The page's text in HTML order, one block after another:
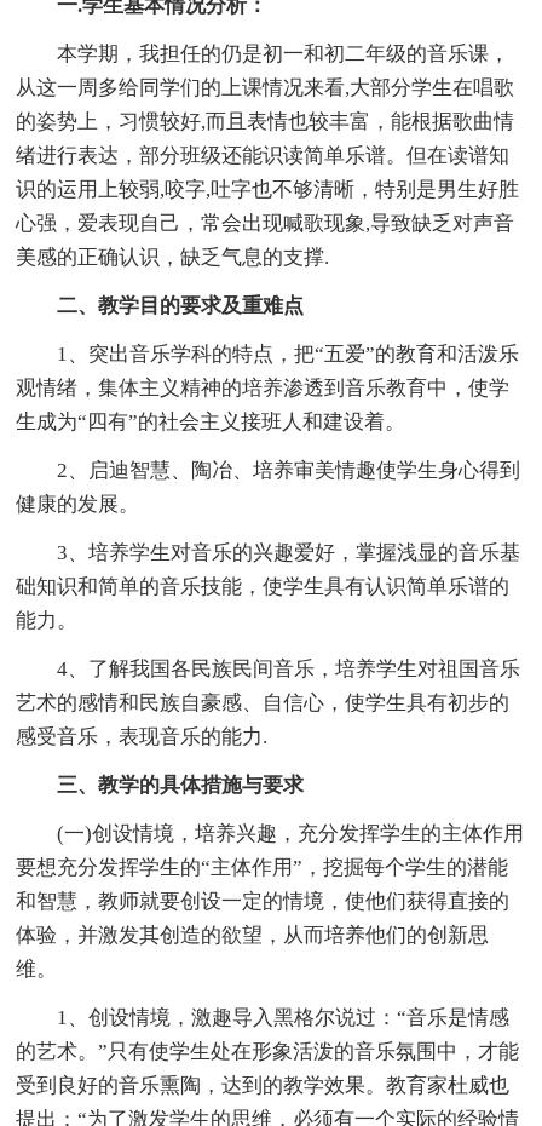
一.学生基本情况分析：
本学期，我担任的仍是初一和初二年级的音乐课，
从这一周多给同学们的上课情况来看,大部分学生在唱歌
的姿势上，习惯较好,而且表情也较丰富，能根据歌曲情
绪进行表达，部分班级还能识读简单乐谱。但在读谱知
识的运用上较弱,咬字,吐字也不够清晰，特别是男生好胜
心强，爱表现自己，常会出现喊歌现象,导致缺乏对声音
美感的正确认识，缺乏气息的支撑.
二、教学目的要求及重难点
1、突出音乐学科的特点，把“五爱”的教育和活泼乐
观情绪，集体主义精神的培养渗透到音乐教育中，使学
生成为“四有”的社会主义接班人和建设着。
2、启迪智慧、陶冶、培养审美情趣使学生身心得到
健康的发展。
3、培养学生对音乐的兴趣爱好，掌握浅显的音乐基
础知识和简单的音乐技能，使学生具有认识简单乐谱的
能力。
4、了解我国各民族民间音乐，培养学生对祖国音乐
艺术的感情和民族自豪感、自信心，使学生具有初步的
感受音乐，表现音乐的能力.
三、教学的具体措施与要求
(一)创设情境，培养兴趣，充分发挥学生的主体作用
要想充分发挥学生的“主体作用”，挖掘每个学生的潜能
和智慧，教师就要创设一定的情境，使他们获得直接的
体验，并激发其创造的欲望，从而培养他们的创新思
维。
1、创设情境，激趣导入黑格尔说过：“音乐是情感
的艺术。”只有使学生处在形象活泼的音乐氛围中，才能
受到良好的音乐熏陶，达到的教学效果。教育家杜威也
提出：“为了激发学生的思维，必须有一个实际的经验情